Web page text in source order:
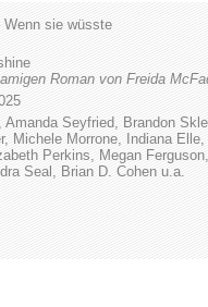
Wenn sie wüsste
Roman von Freida
Amanda Seyfried, Brandon
Michele Morrone, Indiana
Perkins, Megan
Seal, Brian D. Cohen u.a.